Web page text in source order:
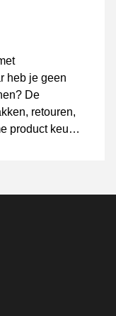
heb je geen
De
retouren,
product keuze